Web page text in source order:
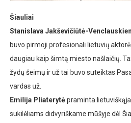
Šiauliai
Stanislava Jakševičiūtė-
buvo pirmoji profesionali lietuvių
daugiau kaip šimtą miesto našlaičių.
žydų šeimų ir už tai buvo suteiktas
vardas už.
Emilija Pliaterytėpraminta lietuviškąja
sukilėliams didvyriškame mūšyje dėl